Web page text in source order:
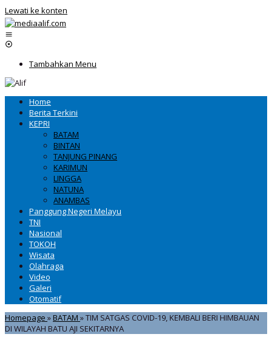
Lewati ke konten
Tambahkan Menu
Home
Berita Terkini
KEPRI
BATAM
BINTAN
TANJUNG PINANG
KARIMUN
LINGGA
NATUNA
ANAMBAS
Panggung Negeri Melayu
TNI
Nasional
TOKOH
Wisata
Olahraga
Video
Galeri
Otomatif
Homepage »BATAM »TIM SATGAS COVID-19, KEMBALI BERI HIMBAUAN
DI WILAYAH BATU AJI SEKITARNYA